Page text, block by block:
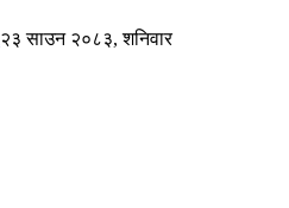
२३ साउन २०८३, शनिवार